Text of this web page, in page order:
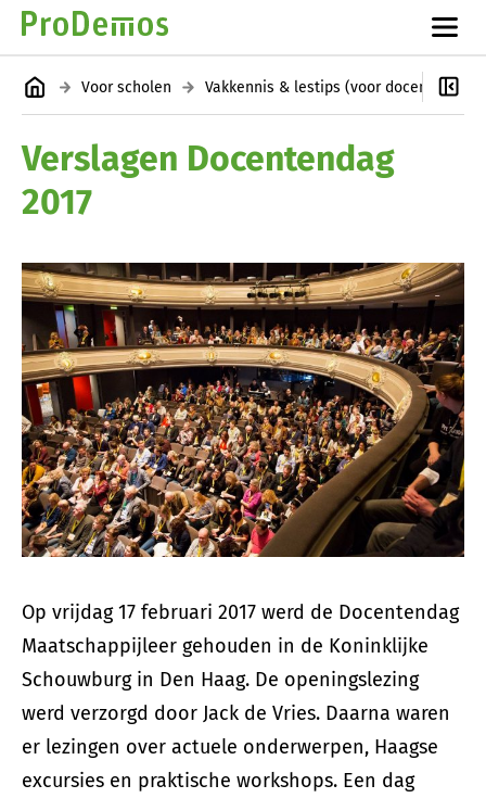
Voor scholen
Verslagen Docentendag
2017
Op vrijdag 17 februari 2017 werd de Docentendag
Maatschappijleer gehouden in de Koninklijke
Schouwburg in Den Haag. De openingslezing
werd verzorgd door Jack de Vries. Daarna waren
er lezingen over actuele onderwerpen, Haagse
excursies en praktische workshops. Een dag